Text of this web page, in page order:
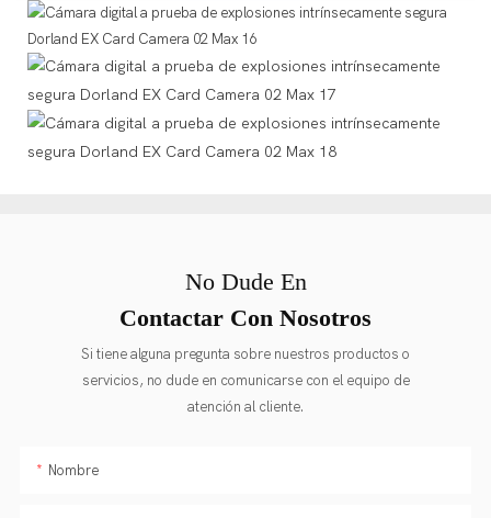
No Dude En
Contactar Con Nosotros
Si tiene alguna pregunta sobre nuestros productos o
servicios, no dude en comunicarse con el equipo de
atención al cliente.
Nombre